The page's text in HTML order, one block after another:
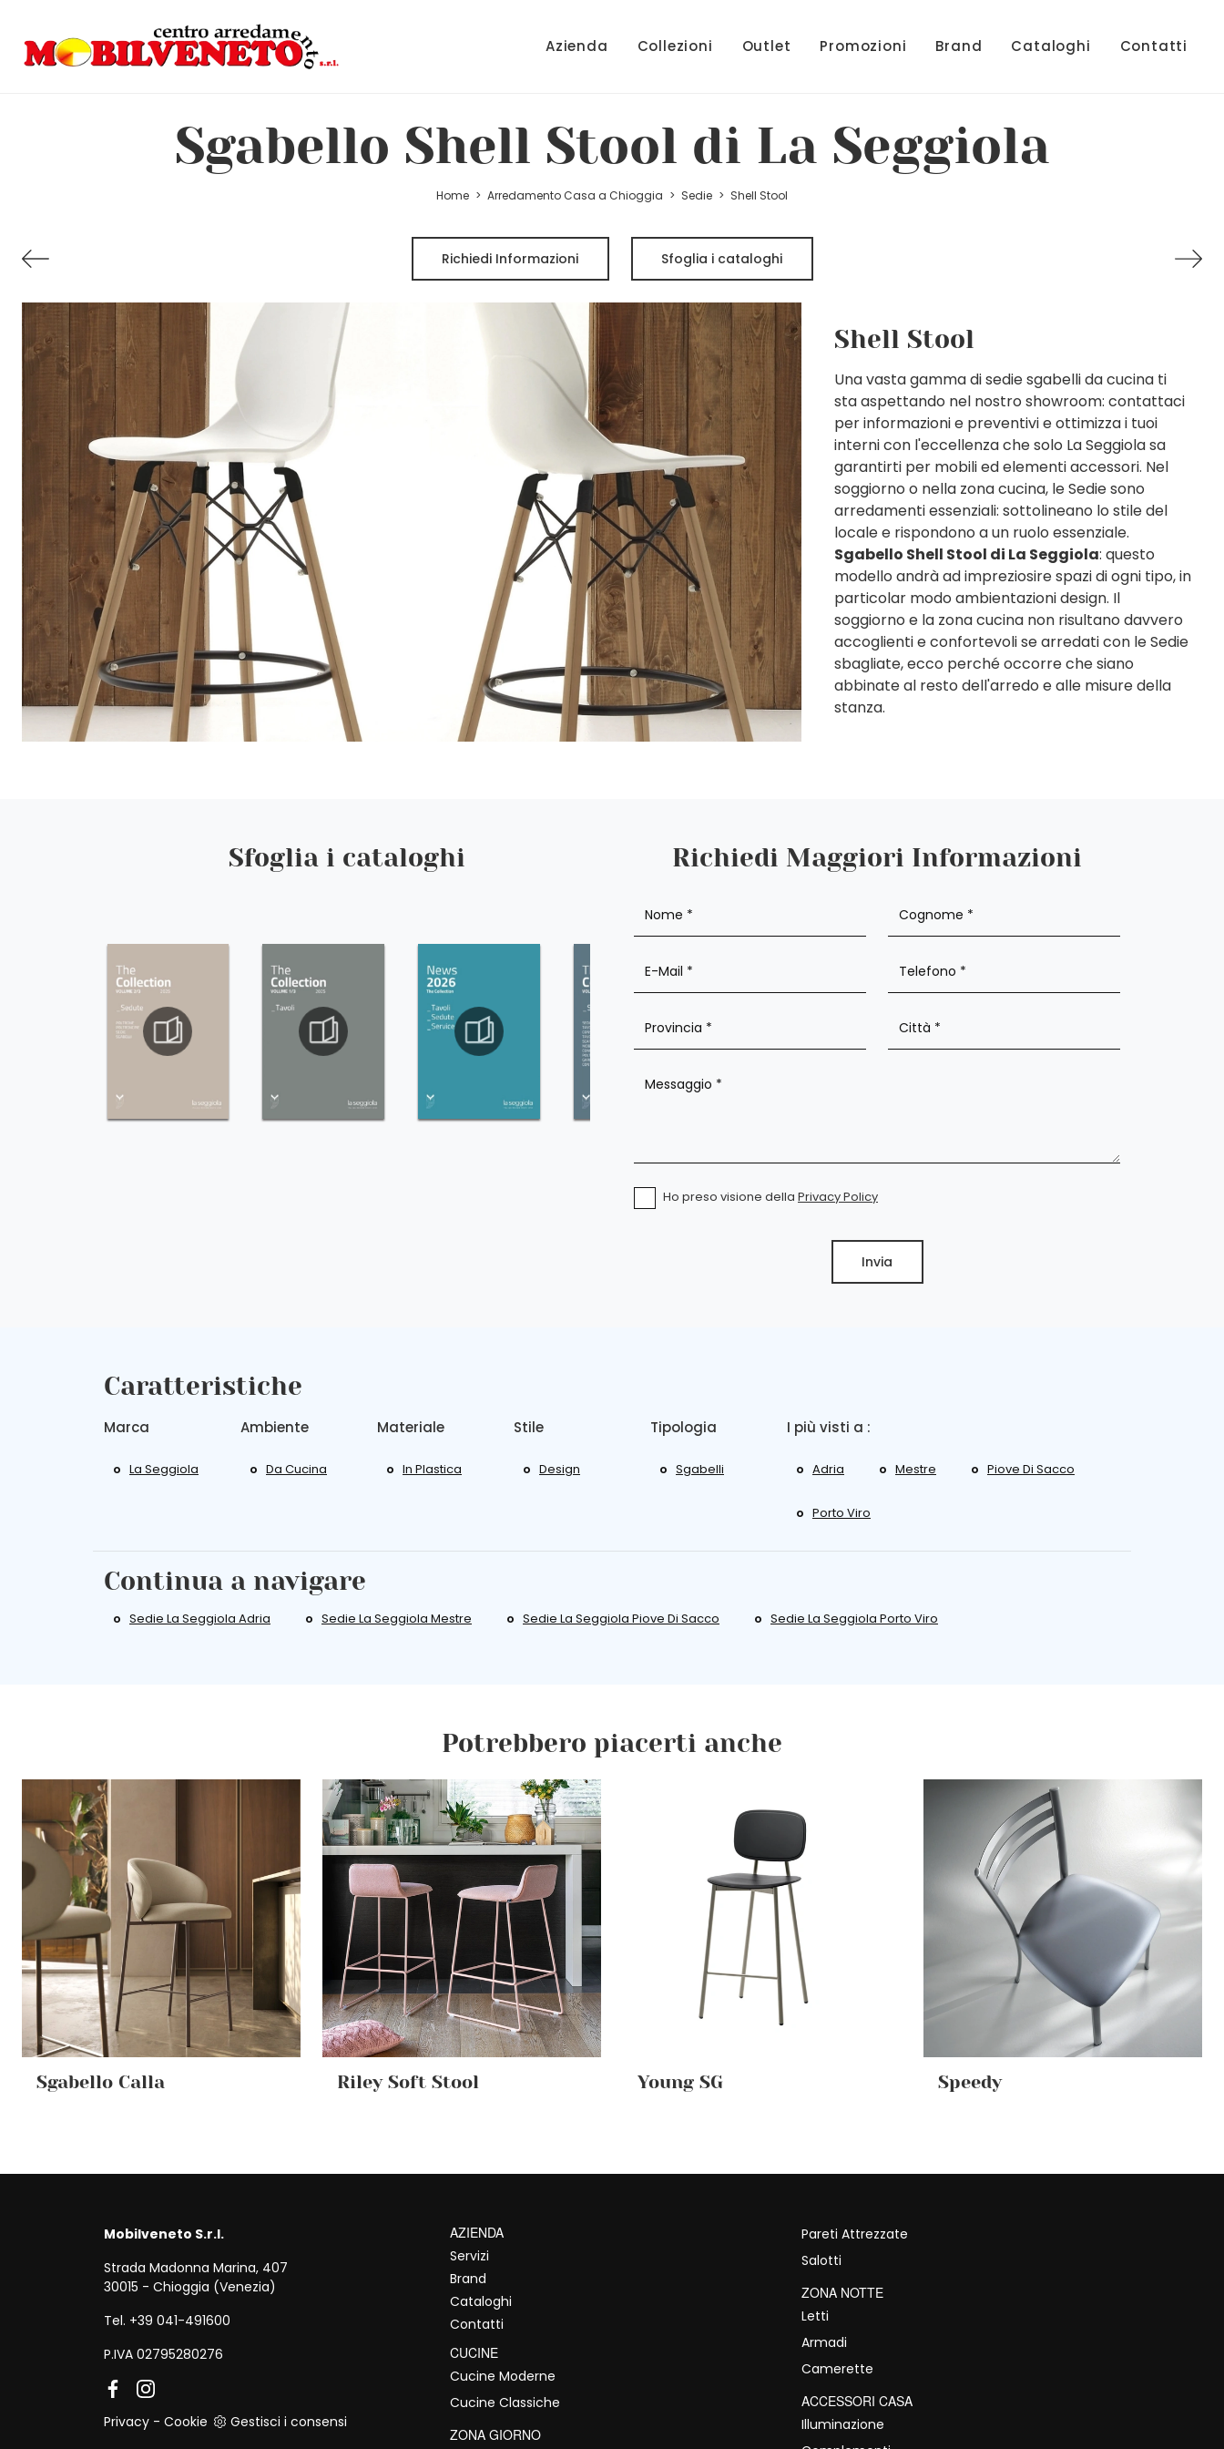
Azienda Collezioni Outlet Promozioni Brand Cataloghi Contatti
Sgabello Shell Stool di La Seggiola
Home > Arredamento Casa a Chioggia > Sedie > Shell Stool
Richiedi Informazioni Sfoglia i cataloghi
Shell Stool
Una vasta gamma di sedie sgabelli da cucina ti
sta aspettando nel nostro showroom: contattaci
per informazioni e preventivi e ottimizza i tuoi
interni con l'eccellenza che solo La Seggiola sa
garantirti per mobili ed elementi accessori. Nel
soggiorno o nella zona cucina, le Sedie sono
arredamenti essenziali: sottolineano lo stile del
locale e rispondono a un ruolo essenziale.
Sgabello Shell Stool di La Seggiola: questo
modello andrà ad impreziosire spazi di ogni tipo, in
particolar modo ambientazioni design. Il
soggiorno e la zona cucina non risultano davvero
accoglienti e confortevoli se arredati con le Sedie
sbagliate, ecco perché occorre che siano
abbinate al resto dell'arredo e alle misure della
stanza.
Sfoglia i cataloghi Richiedi Maggiori Informazioni
Ho preso visione della Privacy Policy
Invia
Caratteristiche
Marca
La Seggiola
Ambiente
Da Cucina
Materiale
In Plastica
Stile
Design
Tipologia
Sgabelli
I più visti a :
Adria Mestre Piove Di Sacco
Porto Viro
Continua a navigare
Sedie La Seggiola Adria Sedie La Seggiola Mestre Sedie La Seggiola Piove Di Sacco Sedie La Seggiola Porto Viro
Potrebbero piacerti anche
Sgabello Calla Riley Soft Stool Young SG Speedy
Mobilveneto S.r.l.
Strada Madonna Marina, 407
30015 - Chioggia (Venezia)
Tel. +39 041-491600
P.IVA 02795280276
Privacy - Cookie Gestisci i consensi
AZIENDA
Servizi
Brand
Cataloghi
Contatti
CUCINE
Cucine Moderne
Cucine Classiche
ZONA GIORNO
Pareti Attrezzate
Salotti
ZONA NOTTE
Letti
Armadi
Camerette
ACCESSORI CASA
Illuminazione